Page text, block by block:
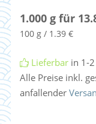
1.000 g für
100 g / 1.39 €
Lieferbar in 1-
Alle Preise inkl.
anfallender